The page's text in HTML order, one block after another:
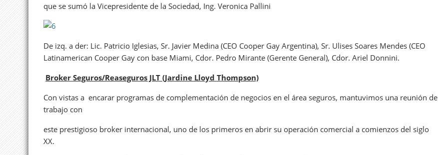
que se sumó la Vicepresidente de la Sociedad, Ing. Veronica Pallini
De izq. a der: Lic. Patricio Iglesias, Sr. Javier Medina (CEO Cooper Gay Argentina), Sr. Ulises Soares Mendes (CEO
Latinamerican Cooper Gay con base Miami, Cdor. Pedro Mirante (Gerente General), Cdor. Ariel Donnini.
Broker Seguros/Reaseguros JLT (Jardine Lloyd Thompson)
Con vistas a encarar programas de complementación de negocios en el área seguros, mantuvimos una reunión de
trabajo con
este prestigioso broker internacional, uno de los primeros en abrir su operación comercial a comienzos del siglo
XX.